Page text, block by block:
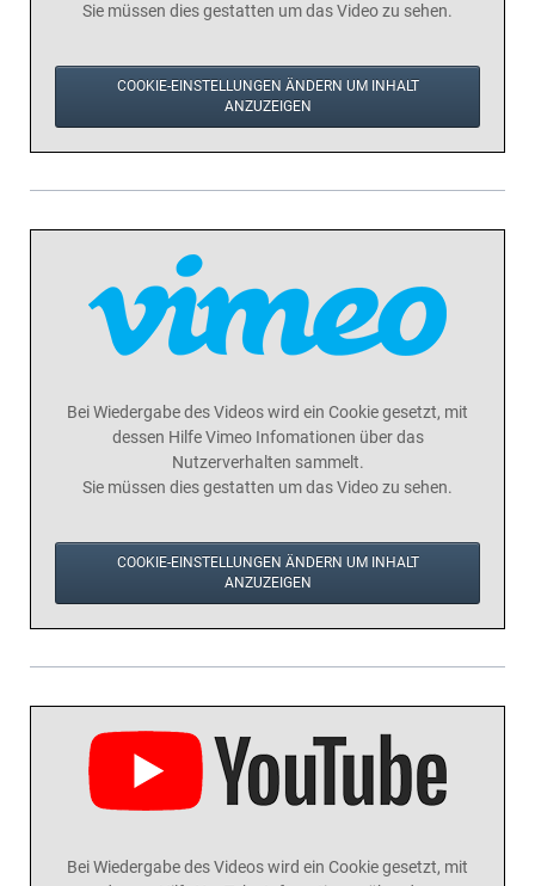
Sie müssen dies gestatten um das Video zu sehen.
COOKIE-EINSTELLUNGEN ÄNDERN UM INHALT
ANZUZEIGEN
Bei Wiedergabe des Videos wird ein Cookie gesetzt, mit
dessen Hilfe Vimeo Infomationen über das
Nutzerverhalten sammelt.
Sie müssen dies gestatten um das Video zu sehen.
COOKIE-EINSTELLUNGEN ÄNDERN UM INHALT
ANZUZEIGEN
Bei Wiedergabe des Videos wird ein Cookie gesetzt, mit